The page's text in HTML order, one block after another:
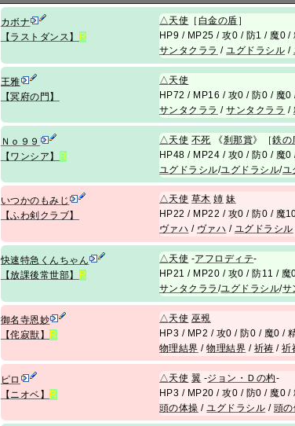
カボナ
【ラストダンス】
R
△天使 ［ 白金の盾 ］
HP9 / MP25 / 攻0 / 防1 / 魔0
サンタクララ /ユグドラシル /
王雅
【冥府の門】
△天使
HP72 / MP16 / 攻0 / 防0 / 魔
サンタクララ /サンタクララ /
Ｎｏ９９
【ワンシア】 R
△ 天使 不死 《刹那賞》［鉄の
HP48 / MP24 / 攻0 / 防0 / 魔
ユグドラシル/ユグドラシル/ユ
いつかのもみじ
【ふわ剣クラブ】
△天使 草木 姉 妹
HP22 / MP22 / 攻0 / 防0 / 魔
ヴァハ / ヴァハ / ユグドラシル
快速特急くんちゃん
【放課後常世部】
R
△天使 -アフロディテ-
HP21 / MP20 / 攻0 / 防11 /
サンタクララ /ユグドラシル/サ
御名寺恩妙
【侘寂獣】
R
△天使 巫覡
HP3 / MP2 / 攻0 / 防0 / 魔0 /
物理結界 /物理結界 / 祈祷 /祈
ピロ
【ニオベ】 R
△ 天使 翼 -ジョン・Ｄの杓-
HP3 / MP20 / 攻0 / 防0 / 魔0
頭の体操 / ユグドラシル / 頭の